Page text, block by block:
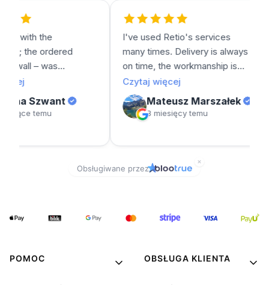
POMOC OBSŁUGA KLIENTA